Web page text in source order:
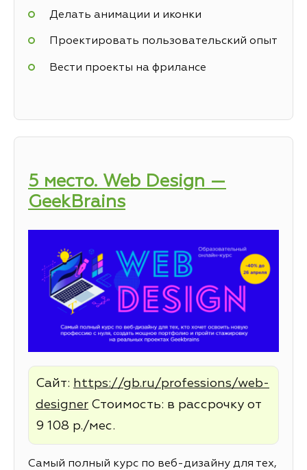
Делать анимации и иконки
Проектировать пользовательский опыт
Вести проекты на фрилансе
5 место. Web Design —
GeekBrains
Сайт: https://gb.ru/professions/web-
designer Стоимость: в рассрочку от
9 108 р./мес.
Самый полный курс по веб-дизайну для тех,